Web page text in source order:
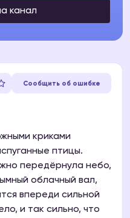
канал
Сообщить об ошибке
криками
птицы.
передёрнула небо,
облачный вал,
впереди сильной
и так сильно, что